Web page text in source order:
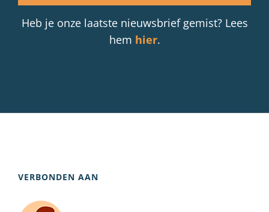
Heb je onze laatste nieuwsbrief gemist? Lees
hem hier.
VERBONDEN AAN